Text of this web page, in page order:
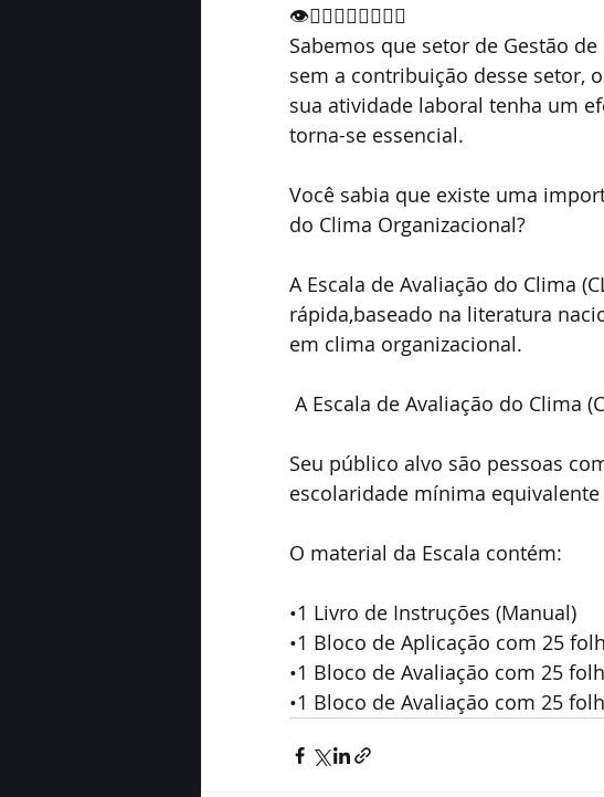
👁️👆🏼👉🏼👇🏼👈🏼
Sabemos que setor de Gestão
sem a contribuição desse setor,
sua atividade laboral tenha um
torna-se essencial.
Você sabia que existe uma
do Clima Organizacional?
A Escala de Avaliação do Clima
rápida,baseado na literatura
em clima organizacional.
A Escala de Avaliação do Clima
Seu público alvo são pessoas
escolaridade mínima
O material da Escala contém:
•1 Livro de Instruções (Manual)
•1 Bloco de Aplicação com 25
•1 Bloco de Avaliação com 25
•1 Bloco de Avaliação com 25